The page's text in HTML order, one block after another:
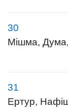
30
Мішма,
31
Ертур,